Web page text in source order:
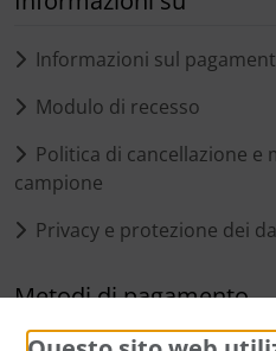
Informazioni sul
Modulo di recesso
Politica di cancellazione e
campione
Privacy e protezione dei
Metodi di pagamento